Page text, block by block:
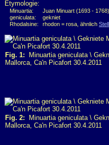
Etymologie:
Minuartia:
Juan Minuart (1693 -
geniculata:
gekniet
Rhodalsine:
rhodon = rosa, ähnlich
Fig. 1: Minuartia geniculata \
Mallorca, Ca'n Picafort 30.4.2011
Fig. 2: Minuartia geniculata \
Mallorca, Ca'n Picafort 30.4.2011